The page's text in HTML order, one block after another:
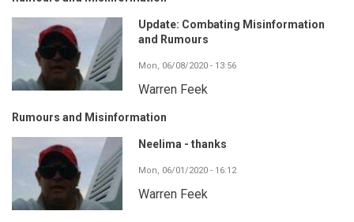
Update: Combating Misinformation
and Rumours
Mon, 06/08/2020 - 13:56
Warren Feek
Rumours and Misinformation
Neelima - thanks
Mon, 06/01/2020 - 16:12
Warren Feek